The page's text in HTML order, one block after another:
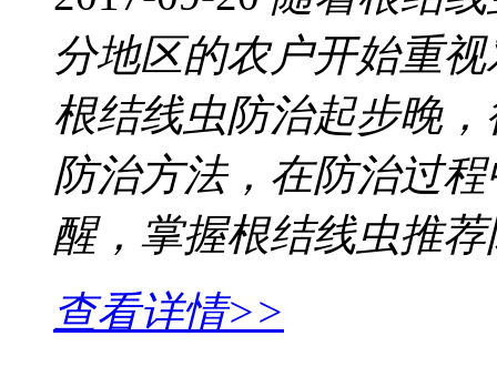
分地区的农户开始重
根结线虫防治起步晚
防治方法，在防治过
醒，掌握根结线虫推
查看详情>>